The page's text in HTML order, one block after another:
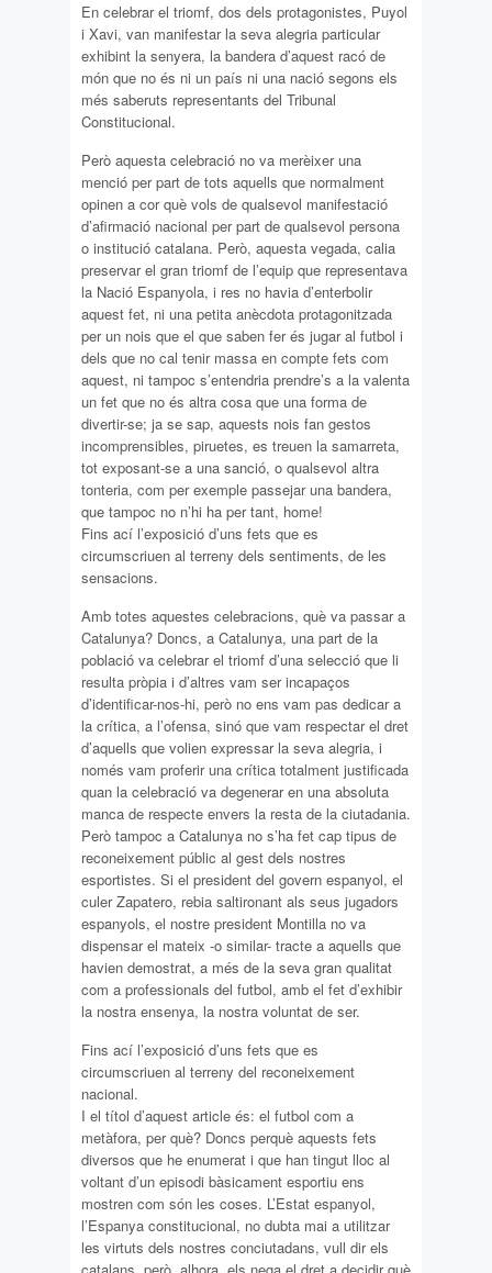
En celebrar el triomf, dos dels protagonistes, Puyol
i Xavi, van manifestar la seva alegria particular
exhibint la senyera, la bandera d’aquest racó de
món que no és ni un país ni una nació segons els
més saberuts representants del Tribunal
Constitucional.
Però aquesta celebració no va merèixer una
menció per part de tots aquells que normalment
opinen a cor què vols de qualsevol manifestació
d’afirmació nacional per part de qualsevol persona
o institució catalana. Però, aquesta vegada, calia
preservar el gran triomf de l’equip que representava
la Nació Espanyola, i res no havia d’enterbolir
aquest fet, ni una petita anècdota protagonitzada
per un nois que el que saben fer és jugar al futbol i
dels que no cal tenir massa en compte fets com
aquest, ni tampoc s’entendria prendre’s a la valenta
un fet que no és altra cosa que una forma de
divertir-se; ja se sap, aquests nois fan gestos
incomprensibles, piruetes, es treuen la samarreta,
tot exposant-se a una sanció, o qualsevol altra
tonteria, com per exemple passejar una bandera,
que tampoc no n’hi ha per tant, home!
Fins ací l’exposició d’uns fets que es
circumscriuen al terreny dels sentiments, de les
sensacions.
Amb totes aquestes celebracions, què va passar a
Catalunya? Doncs, a Catalunya, una part de la
població va celebrar el triomf d’una selecció que li
resulta pròpia i d’altres vam ser incapaços
d’identificar-nos-hi, però no ens vam pas dedicar a
la crítica, a l’ofensa, sinó que vam respectar el dret
d’aquells que volien expressar la seva alegria, i
només vam proferir una crítica totalment justificada
quan la celebració va degenerar en una absoluta
manca de respecte envers la resta de la ciutadania.
Però tampoc a Catalunya no s’ha fet cap tipus de
reconeixement públic al gest dels nostres
esportistes. Si el president del govern espanyol, el
culer Zapatero, rebia saltironant als seus jugadors
espanyols, el nostre president Montilla no va
dispensar el mateix -o similar- tracte a aquells que
havien demostrat, a més de la seva gran qualitat
com a professionals del futbol, amb el fet d’exhibir
la nostra ensenya, la nostra voluntat de ser.
Fins ací l’exposició d’uns fets que es
circumscriuen al terreny del reconeixement
nacional.
I el títol d’aquest article és: el futbol com a
metàfora, per què? Doncs perquè aquests fets
diversos que he enumerat i que han tingut lloc al
voltant d’un episodi bàsicament esportiu ens
mostren com són les coses. L’Estat espanyol,
l’Espanya constitucional, no dubta mai a utilitzar
les virtuts dels nostres conciutadans, vull dir els